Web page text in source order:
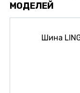
МОДЕЛЕЙ
Шина